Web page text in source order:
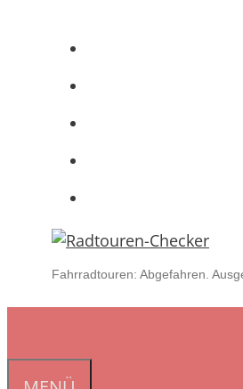
Fahrradtouren: Abgefahren.